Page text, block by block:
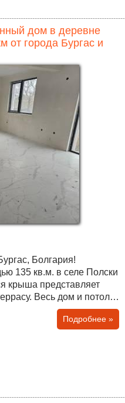
дом в деревне
от города Бургас и
Болгария!
135 кв.м. в селе Полски
Весь дом и потолки
плитка. На первом
и кухня в одном, и
Второй этаж
ванной комнаты с
Подробнее »